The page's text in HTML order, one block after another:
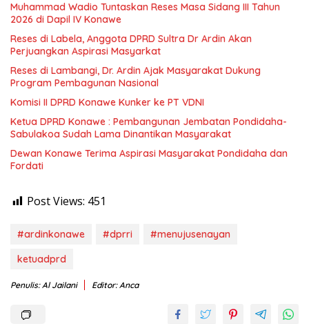
Muhammad Wadio Tuntaskan Reses Masa Sidang III Tahun
2026 di Dapil IV Konawe
Reses di Labela, Anggota DPRD Sultra Dr Ardin Akan
Perjuangkan Aspirasi Masyarkat
Reses di Lambangi, Dr. Ardin Ajak Masyarakat Dukung
Program Pembagunan Nasional
Komisi II DPRD Konawe Kunker ke PT VDNI
Ketua DPRD Konawe : Pembangunan Jembatan Pondidaha-
Sabulakoa Sudah Lama Dinantikan Masyarakat
Dewan Konawe Terima Aspirasi Masyarakat Pondidaha dan
Fordati
Post Views: 451
#ardinkonawe #dprri
#menujusenayan
ketuadprd
Penulis: Al Jailani Editor: Anca